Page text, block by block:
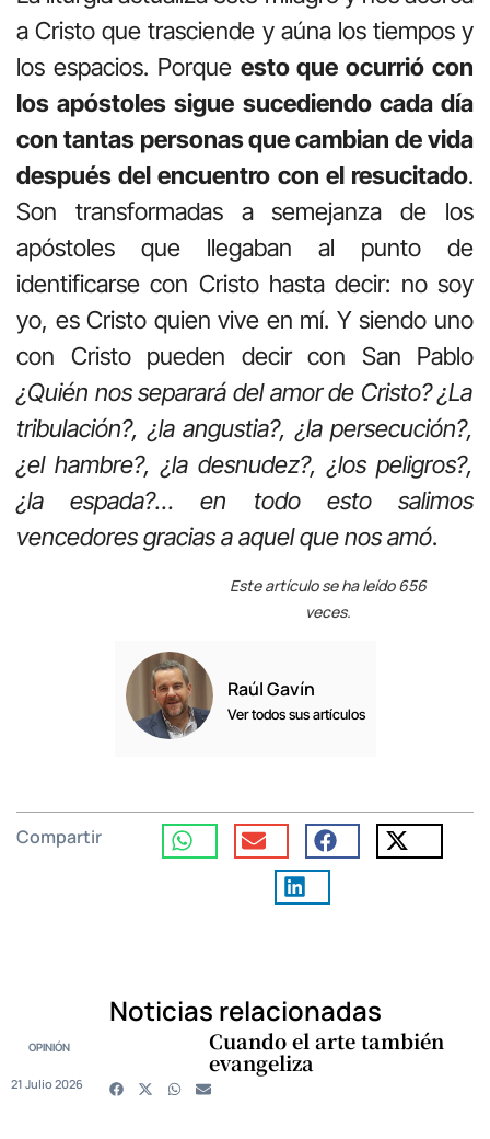
a Cristo que trasciende y aúna los tiempos y
los espacios. Porque esto que ocurrió con
los apóstoles sigue sucediendo cada día
con tantas personas que cambian de vida
después del encuentro con el resucitado.
Son transformadas a semejanza de los
apóstoles que llegaban al punto de
identificarse con Cristo hasta decir: no soy
yo, es Cristo quien vive en mí. Y siendo uno
con Cristo pueden decir con San Pablo
¿Quién nos separará del amor de Cristo? ¿La
tribulación?, ¿la angustia?, ¿la persecución?,
¿el hambre?, ¿la desnudez?, ¿los peligros?,
¿la espada?… en todo esto salimos
vencedores gracias a aquel que nos amó.
Este artículo se ha leído 656
veces.
Raúl Gavín
Ver todos sus artículos
Compartir
Noticias relacionadas
OPINIÓN Cuando el arte también
evangeliza
21 Julio 2026